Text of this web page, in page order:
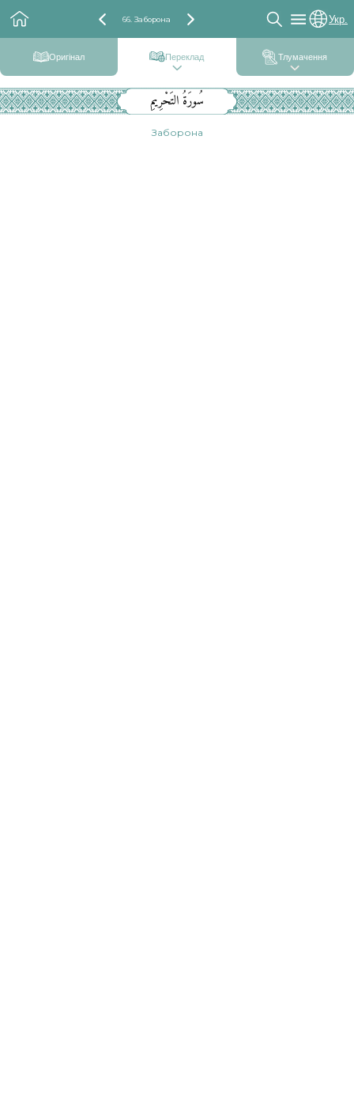
66. Заборона Укр.
Оригінал Переклад Тлумачення
سُورَةُ التَحْرِيمِ
Заборона